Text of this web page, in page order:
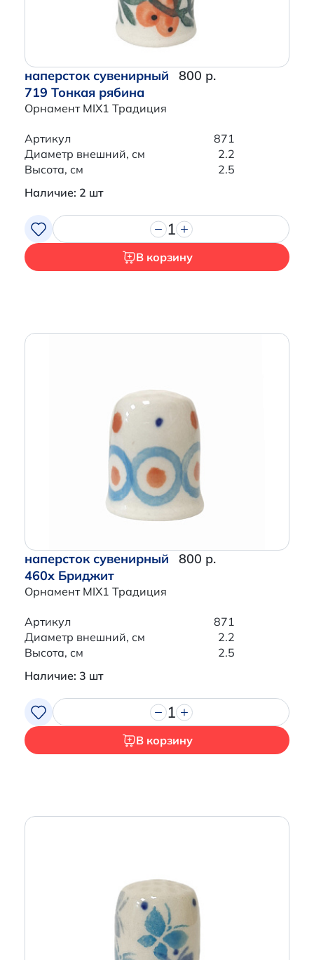
наперсток сувенирный
719 Тонкая рябина
Орнамент MIX1 Традиция
800 р.
Артикул
871
Диаметр внешний, см
2.2
Высота, см
2.5
Наличие: 2 шт
1
В корзину
наперсток сувенирный
460x Бриджит
Орнамент MIX1 Традиция
800 р.
Артикул
871
Диаметр внешний, см
2.2
Высота, см
2.5
Наличие: 3 шт
1
В корзину